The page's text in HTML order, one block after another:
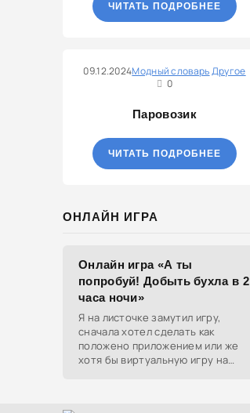
ЧИТАТЬ ПОДРОБНЕЕ
09.12.2024Модный словарьДругое
0
Паровозик
ЧИТАТЬ ПОДРОБНЕЕ
ОНЛАЙН ИГРА
Онлайн игра «А ты
попробуй! Добыть бухла в 2
часа ночи»
Я на листочке замутил игру,
сначала хотел сделать как
положено приложением или же
хотя бы виртуальную игру на